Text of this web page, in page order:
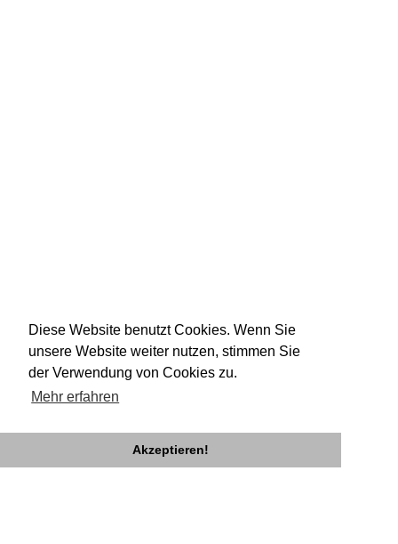
Diese Website benutzt Cookies. Wenn Sie
unsere Website weiter nutzen, stimmen Sie
der Verwendung von Cookies zu.
Mehr erfahren
Akzeptieren!